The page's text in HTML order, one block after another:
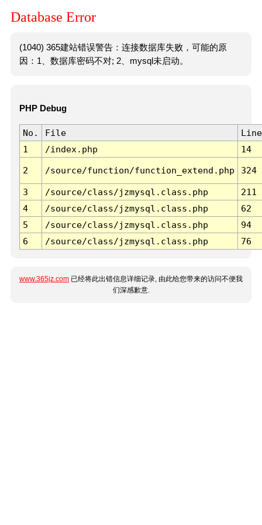
Database Error
(1040) 365建站错误警告：连接数据库失败，可能的原
因：1、数据库密码不对; 2、mysql未启动。
PHP Debug
No. File
Line
1
/index.php 14
2 /source/function/function_extend.php 324
3 /source/class/jzmysql.class.php
211
4
/source/class/jzmysql.class.php
62
5
/source/class/jzmysql.class.php
94
6
/source/class/jzmysql.class.php 76
www.365jz.com 已经将此出错信息详细记录, 由此给您带来的访问不便我
们深感歉意.